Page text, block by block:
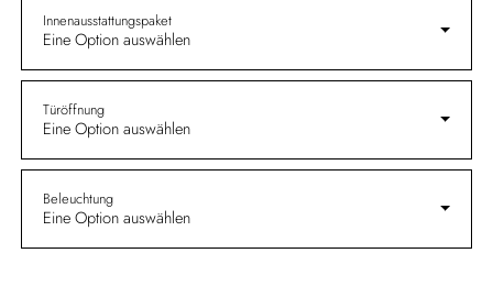
Innenausstattungspaket
Eine Option auswählen
Türöffnung
Eine Option auswählen
Beleuchtung
Eine Option auswählen